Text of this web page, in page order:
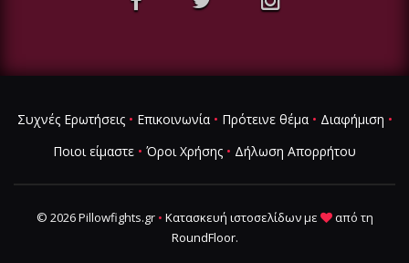
Συχνές Ερωτήσεις• Επικοινωνία• Πρότεινε θέμα• Διαφήμιση •
Ποιοι είμαστε • Όροι Χρήσης • Δήλωση Απορρήτου
© 2026 Pillowfights.gr • Κατασκευή ιστοσελίδωνμε
από τη
RoundFloor.